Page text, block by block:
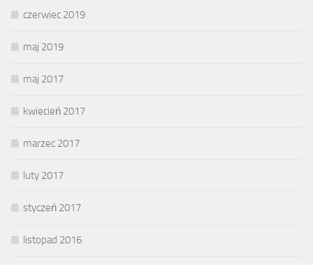
czerwiec 2019
maj 2019
maj 2017
kwiecień 2017
marzec 2017
luty 2017
styczeń 2017
listopad 2016